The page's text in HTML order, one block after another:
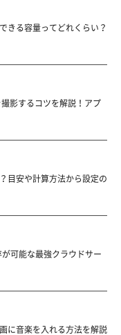
きる容量ってどれくらい？
影するコツを解説！アプ
目安や計算方法から設定の
が可能な最強クラウドサー
に音楽を入れる方法を解説